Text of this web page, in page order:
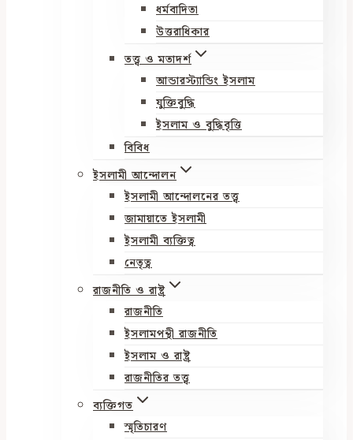
ধর্মবাদিতা
উত্তরাধিকার
তত্ত্ব ও মতাদর্শ
আন্ডারস্ট্যান্ডিং ইসলাম
যুক্তিবুদ্ধি
ইসলাম ও বুদ্ধিবৃত্তি
বিবিধ
ইসলামী আন্দোলন
ইসলামী আন্দোলনের তত্ত্ব
জামায়াতে ইসলামী
ইসলামী ব্যক্তিত্ব
নেতৃত্ব
রাজনীতি ও রাষ্ট্র
রাজনীতি
ইসলামপন্থী রাজনীতি
ইসলাম ও রাষ্ট্র
রাজনীতির তত্ত্ব
ব্যক্তিগত
স্মৃতিচারণ